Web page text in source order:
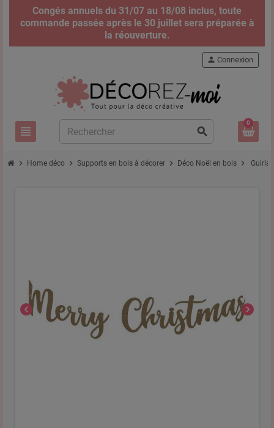
Congés annuels du 31/07 au 18/08 inclus, toute
commande passée après le 30 juillet sera préparée à
la réouverture.
view_headline search
person Connexion
0
chevron_right Home déco chevron_right Supports en bois à décorer chevron_right Déco Noël en bois chevron_right
chevron_left chevron_right